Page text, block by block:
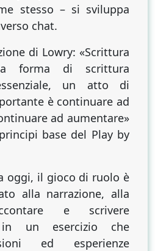
stesso – si sviluppa
chat.
di Lowry: «Scrittura
forma di scrittura
un atto di
è continuare ad
ad aumentare»
base del Play by
oggi, il gioco di ruolo è
alla narrazione, alla
e scrivere
in un esercizio che
ed esperienze